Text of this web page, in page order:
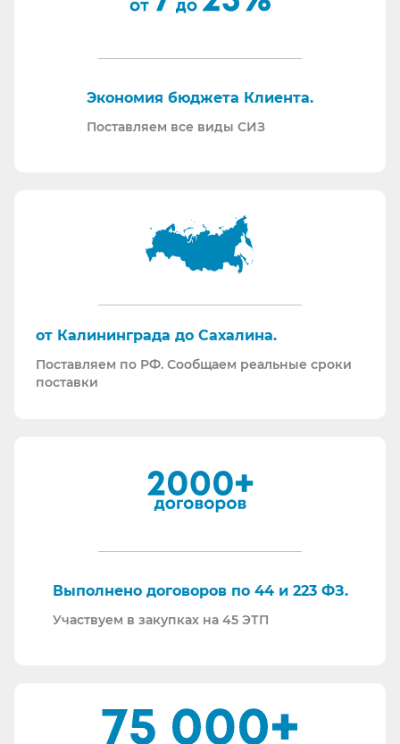
производственных испытаний.
Проводим на предприятиях практические и
Поставляем российскую продукцию для
возмещений по ФСС (Минпромторг).
Поставляем СИЗ по системе маркировки
“Честный Знак”
Работаем преимущественно по ЭДО (“СБИС
как УПД так и накладные со счет-фактурами.
И, наверное, самое главное - мы всегда на связи.
По любому вопросу - звоните, пишите - всегда
Торговые площадки, на которых участвуем в
Экономия бюджета Клиента.
Поставляем все виды СИЗ
от Калининграда до Сахалина.
Поставляем по РФ. Сообщаем реальные сроки
поставки
Выполнено договоров по 44 и 223 ФЗ.
Участвуем в закупках на 45 ЭТП